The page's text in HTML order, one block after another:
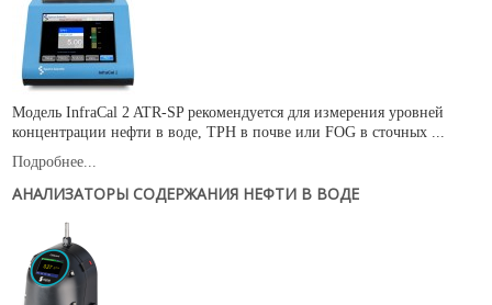
ОБОРУДОВАНИЕ
Лабораторное оборудование
Промышленное оборудование
РАСХОДНЫЕ МАТЕРИАЛЫ
КОНТАКТЫ
ОБРАТНАЯ СВЯЗЬ
Ваше сообщение было успешно отправлено
Модель InfraCal 2 ATR-SP рекомендуется для измерения уровней
концентрации нефти в воде, TPH в почве или FOG в сточных ...
Подробнее...
АНАЛИЗАТОРЫ СОДЕРЖАНИЯ НЕФТИ В ВОДЕ